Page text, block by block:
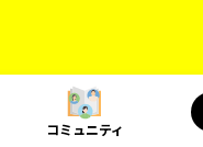
コミュニティ